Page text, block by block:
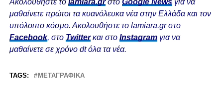
Ακολουθήστε το lamiara.grστο Google Newsγια να
μαθαίνετε πρώτοι τα κυανόλευκα νέα στην Ελλάδα και τον
υπόλοιπο κόσμο. Ακολουθήστε το lamiara.gr στο
Facebook, στο Twitterκαι στο Instagram για να
μαθαίνετε σε χρόνο dt όλα τα νέα.
TAGS: ΜΕΤΑΓΡΑΦΙΚΆ